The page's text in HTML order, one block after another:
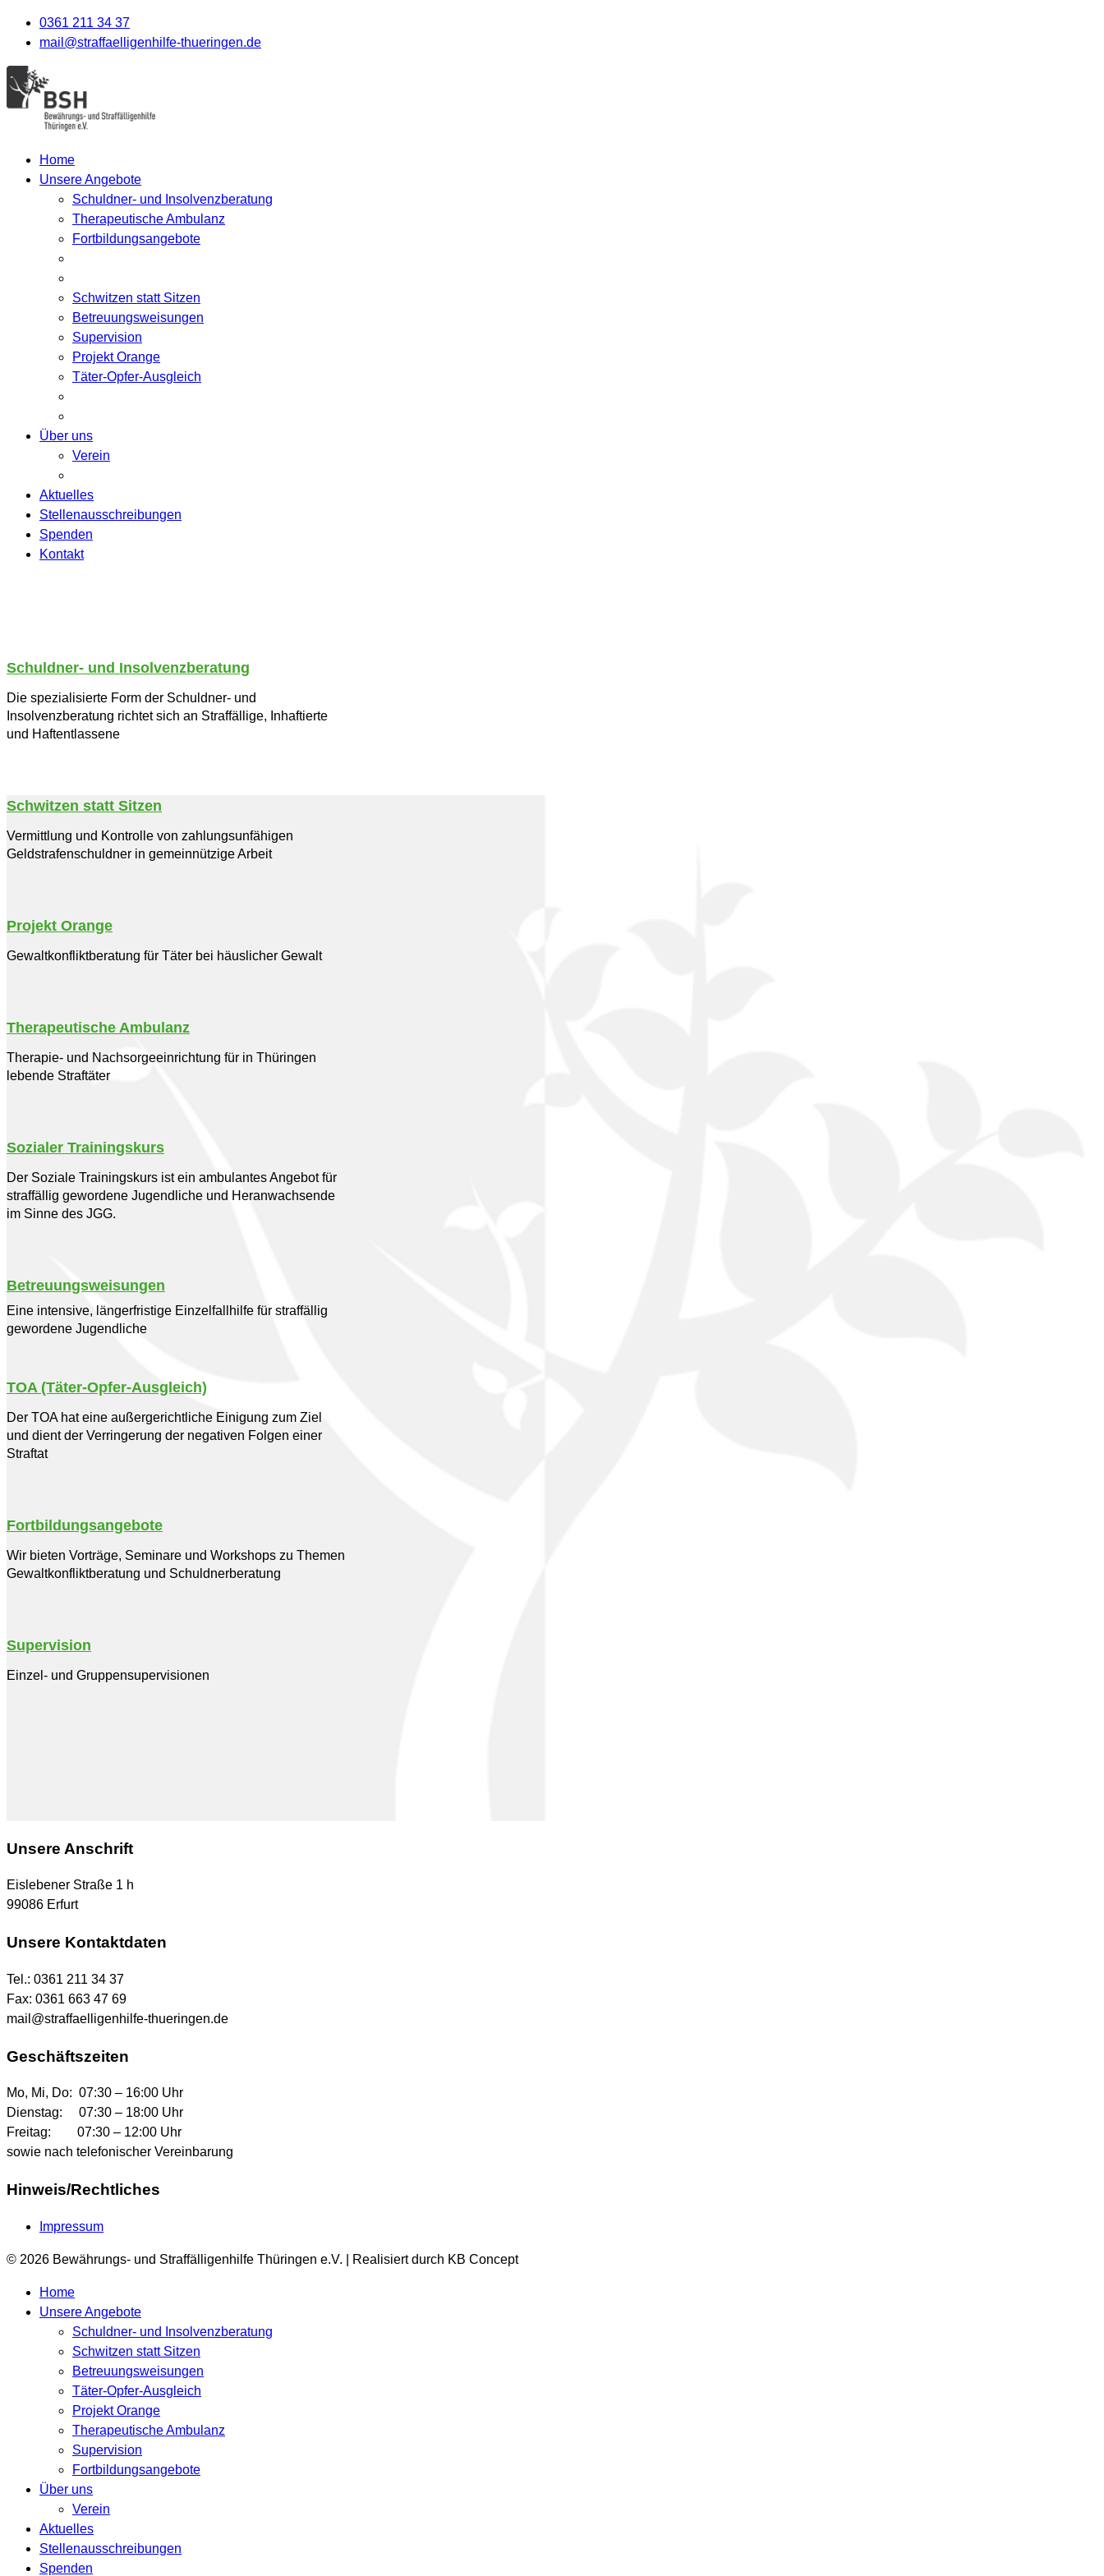
0361 211 34 37
mail@straffaelligenhilfe-thueringen.de
Home
Unsere Angebote
Schuldner- und Insolvenzberatung
Therapeutische Ambulanz
Fortbildungsangebote
Schwitzen statt Sitzen
Betreuungsweisungen
Supervision
Projekt Orange
Täter-Opfer-Ausgleich
Über uns
Verein
Aktuelles
Stellenausschreibungen
Spenden
Kontakt
Schuldner- und Insolvenzberatung
Die spezialisierte Form der Schuldner- und
Insolvenzberatung richtet sich an Straffällige, Inhaftierte
und Haftentlassene
Schwitzen statt Sitzen
Vermittlung und Kontrolle von zahlungsunfähigen
Geldstrafenschuldner in gemeinnützige Arbeit
Projekt Orange
Gewaltkonfliktberatung für Täter bei häuslicher Gewalt
Therapeutische Ambulanz
Therapie- und Nachsorgeeinrichtung für in Thüringen
lebende Straftäter
Sozialer Trainingskurs
Der Soziale Trainingskurs ist ein ambulantes Angebot für
straffällig gewordene Jugendliche und Heranwachsende
im Sinne des JGG.
Betreuungsweisungen
Eine intensive, längerfristige Einzelfallhilfe für straffällig
gewordene Jugendliche
TOA (Täter-Opfer-Ausgleich)
Der TOA hat eine außergerichtliche Einigung zum Ziel
und dient der Verringerung der negativen Folgen einer
Straftat
Fortbildungsangebote
Wir bieten Vorträge, Seminare und Workshops zu Themen
Gewaltkonfliktberatung und Schuldnerberatung
Supervision
Einzel- und Gruppensupervisionen
Unsere Anschrift
Eislebener Straße 1 h
99086 Erfurt
Unsere Kontaktdaten
Tel.: 0361 211 34 37
Fax: 0361 663 47 69
mail@straffaelligenhilfe-thueringen.de
Geschäftszeiten
Mo, Mi, Do: 07:30 – 16:00 Uhr
Dienstag: 07:30 – 18:00 Uhr
Freitag: 07:30 – 12:00 Uhr
sowie nach telefonischer Vereinbarung
Hinweis/Rechtliches
Impressum
© 2026 Bewährungs- und Straffälligenhilfe Thüringen e.V. | Realisiert durch KB Concept
Home
Unsere Angebote
Schuldner- und Insolvenzberatung
Schwitzen statt Sitzen
Betreuungsweisungen
Täter-Opfer-Ausgleich
Projekt Orange
Therapeutische Ambulanz
Supervision
Fortbildungsangebote
Über uns
Verein
Aktuelles
Stellenausschreibungen
Spenden